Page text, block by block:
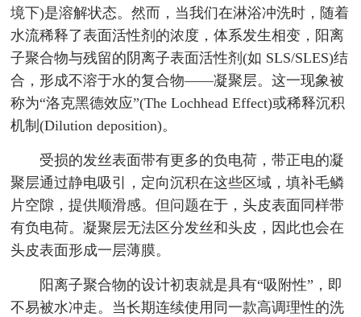
境下)是溶解状态。然而，当我们在淋浴冲洗时，随着
水流稀释了表面活性剂的浓度，体系发生相变，阳离
子聚合物与残留的阴离子表面活性剂(如 SLS/SLES)结
合，形成不溶于水的复合物——凝聚层。这一现象被
称为“洛克黑德效应”(The Lochhead Effect)或稀释沉积
机制(Dilution deposition)。
受损的发丝表面带有更多的负电荷，带正电的凝
聚层通过静电吸引，定向沉积在这些区域，填补毛鳞
片空隙，提供顺滑感。但问题在于，头皮表面同样带
有负电荷。凝聚层无法区分发丝和头皮，因此也会在
头皮表面形成一层薄膜。
阳离子聚合物的设计初衷就是具有“吸附性”，即
不易被水冲走。当长期连续使用同一款高调理性的洗